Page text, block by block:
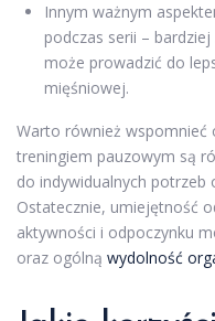
Innym ważnym
podczas serii –
może prowadzić do
mięśniowej.
Warto również wspomnieć
treningiem pauzowym są
do indywidualnych potrzeb
Ostatecznie, umiejętność
aktywności i odpoczynku
oraz ogólną wydolność